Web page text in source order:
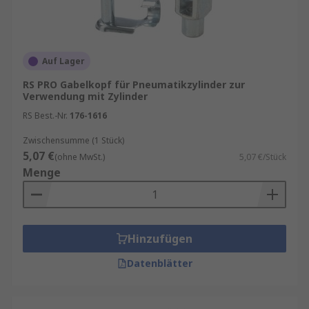
Pneumatikzylindern und Betätigungselementen
auswirken kann. Unser Zubehör ist effizient und
Ihre Anwendungen zu unterstützen.
Arten von Pneumatikzylindern und
Betätigungselementzubehör:
Ersatzteile– einschließlich Drehgelenken, um
Festkleben und Werte zu verhindern.
– umfassende
wie Abstreifringe, Verpackungsbaugruppen,
Lagerringe, Kolbenlager, Wellenfedern,
Stellschrauben und Nylonkugeln.
Auf Lager
RS PRO Gabelkopf für Pneumatikzylinder zur
Verwendung mit Zylinder
RS Best.-Nr. 176-1616
Zwischensumme (1 Stück)
5,07 €(ohne MwSt.) 5,07 €/Stück
Menge
Hinzufügen
Datenblätter